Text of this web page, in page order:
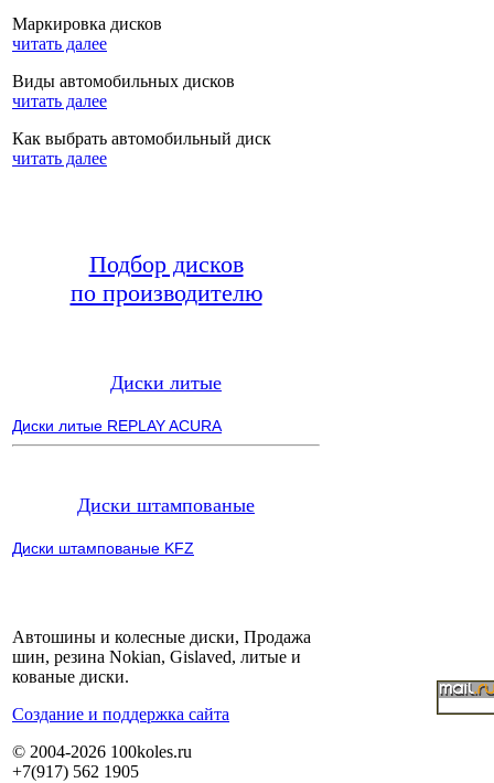
Маркировка дисков
читать далее
Виды автомобильных дисков
читать далее
Как выбрать автомобильный диск
читать далее
Подбор дисков
по производителю
Диски литые
Диски литые REPLAY ACURA
Диски штампованые
Диски штампованые KFZ
Автошины и колесные диски, Продажа
шин, резина Nokian, Gislaved, литые и
кованые диски.
Cоздание и поддержка сайта
© 2004-2026 100koles.ru
+7(917) 562 1905